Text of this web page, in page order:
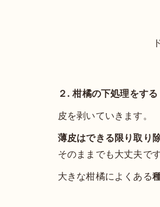
２. 柑橘の下処理をする
皮を剥いていきます。
薄皮はできる限り取り
そのままでも大丈夫です
大きな柑橘によくある